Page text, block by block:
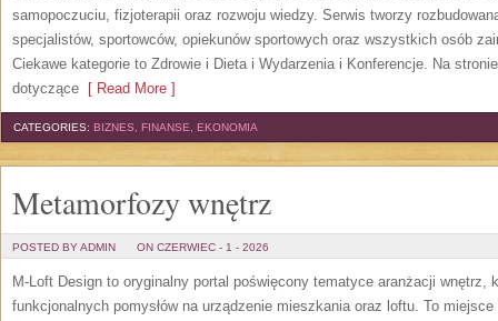
samopoczuciu, fizjoterapii oraz rozwoju wiedzy. Serwis tworzy
specjalistów, sportowców, opiekunów sportowych oraz wszystkich osób
Ciekawe kategorie to Zdrowie i Dieta i Wydarzenia i Konferencje. Na
dotyczące [ Read More ]
CATEGORIES: BIZNES, FINANSE, EKONOMIA
Metamorfozy wnętrz
POSTED BY ADMIN ON CZERWIEC - 1 - 2026
M-Loft Design to oryginalny portal poświęcony tematyce aranżacji wnętrz,
funkcjonalnych pomysłów na urządzenie mieszkania oraz loftu. To